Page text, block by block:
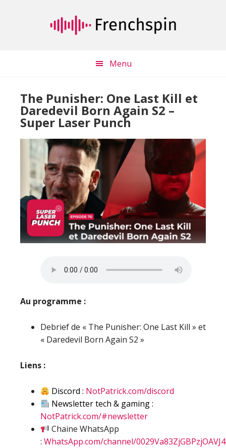
Menu
The Punisher: One Last Kill et
Daredevil Born Again S2 –
Super Laser Punch
Au programme :
Debrief de « The Punisher: One Last Kill » et
« Daredevil Born Again S2 »
Liens :
Discord : NotPatrick.com/discord
Newsletter tech & gaming :
NotPatrick.com/#newsletter
Chaine WhatsApp
: WhatsApp.com/channel/